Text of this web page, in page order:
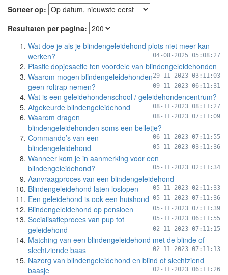
Sorteer op:
Resultaten per pagina:
Wat doe je als je blindengeleidehond plots niet meer kan
werken?
04-08-2025 05:08:27
Plastic dopjesactie ten voordele van blindengeleidehonden
29-11-2023 03:11:03
Waarom mogen blindengeleidehonden
geen roltrap nemen?
09-11-2023 06:11:31
Wat is een geleidehondenschool / geleidehondencentrum?
08-11-2023 08:11:27
Afgekeurde blindengeleidehond
08-11-2023 07:11:09
Waarom dragen
blindengeleidehonden soms een belletje?
06-11-2023 07:11:55
Commando’s van een
blindengeleidehond
05-11-2023 03:11:36
Wanneer kom je in aanmerking voor een
blindengeleidehond?
05-11-2023 02:11:34
Aanvraagproces van een blindengeleidehond
05-11-2023 02:11:33
Blindengeleidehond laten loslopen
05-11-2023 07:11:36
Een geleidehond is ook een huishond
05-11-2023 07:11:39
Blindengeleidehond op pensioen
05-11-2023 06:11:55
Socialisatieproces van pup tot
geleidehond
02-11-2023 07:11:15
Matching van een blindengeleidehond met de blinde of
slechtziende baas
02-11-2023 07:11:13
Nazorg van blindengeleidehond en blind of slechtziend
baasje
02-11-2023 06:11:26